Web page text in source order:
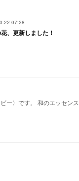
07:28
、更新しました！
ー〉です。 和のエッセン